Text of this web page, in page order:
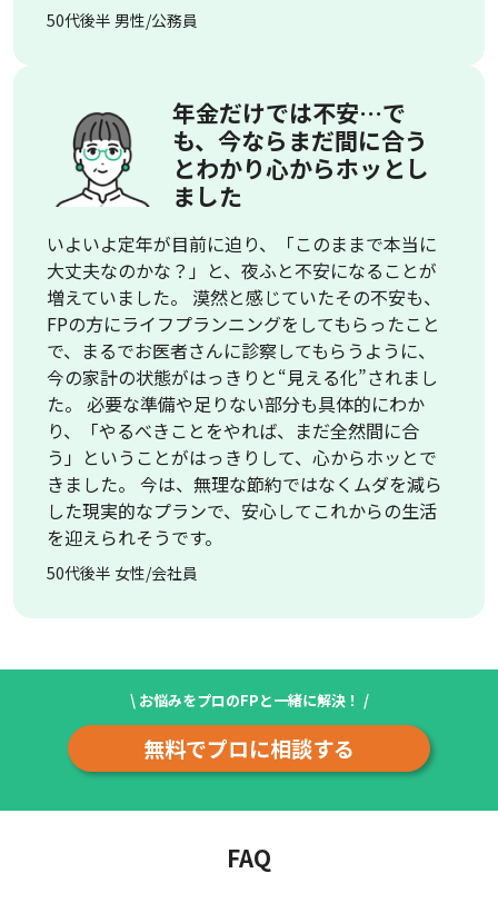
50代後半 男性/公務員
年金だけでは不安…で
も、今ならまだ間に合う
とわかり心からホッとし
ました
いよいよ定年が目前に迫り、「このままで本当に
大丈夫なのかな？」と、夜ふと不安になることが
増えていました。 漠然と感じていたその不安も、
FPの方にライフプランニングをしてもらったこと
で、まるでお医者さんに診察してもらうように、
今の家計の状態がはっきりと“見える化”されまし
た。 必要な準備や足りない部分も具体的にわか
り、「やるべきことをやれば、まだ全然間に合
う」ということがはっきりして、心からホッとで
きました。 今は、無理な節約ではなくムダを減ら
した現実的なプランで、安心してこれからの生活
を迎えられそうです。
50代後半 女性/会社員
\ お悩みをプロのFPと一緒に解決！ /
無料でプロに相談する
FAQ